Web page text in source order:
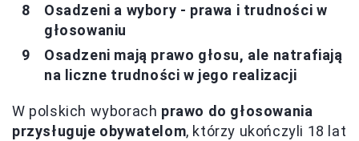
Osadzeni a wybory - prawa i trudności w
głosowaniu
Osadzeni mają prawo głosu, ale natrafiają
na liczne trudności w jego realizacji
W polskich wyborach prawo do głosowania
przysługuje obywatelom, którzy ukończyli 18 lat